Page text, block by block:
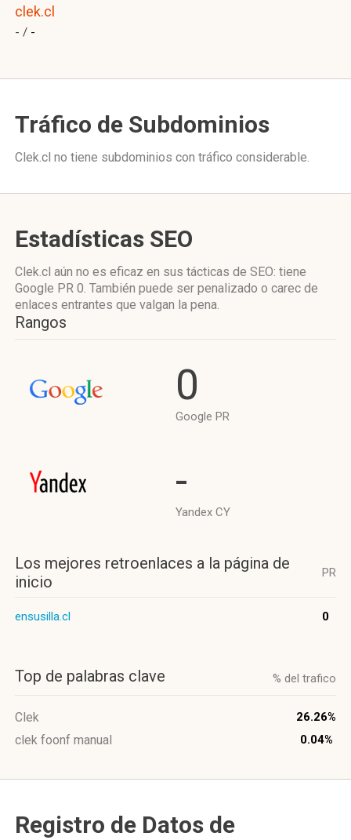
clek.cl
- / -
Tráfico de Subdominios
Clek.cl no tiene subdominios con tráfico considerable.
Estadísticas SEO
Clek.cl aún no es eficaz en sus tácticas de SEO: tiene
Google PR 0. También puede ser penalizado o carec de
enlaces entrantes que valgan la pena.
Rangos
0
Google PR
-
Yandex CY
Los mejores retroenlaces a la página de
inicio
PR
ensusilla.cl 0
Top de palabras clave % del trafico
Clek 26.26%
clek foonf manual 0.04%
Registro de Datos de